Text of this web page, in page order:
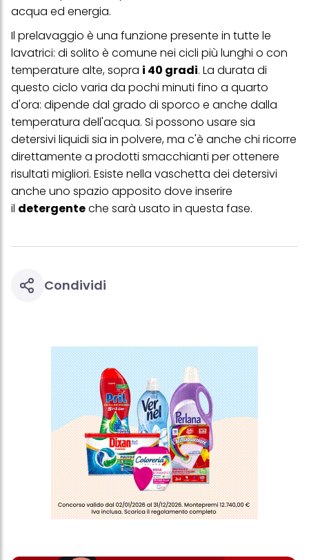
acqua ed energia.
Il prelavaggio è una funzione presente in tutte le
lavatrici: di solito è comune nei cicli più lunghi o con
temperature alte, sopra i 40 gradi. La durata di
questo ciclo varia da pochi minuti fino a quarto
d'ora: dipende dal grado di sporco e anche dalla
temperatura dell'acqua. Si possono usare sia
detersivi liquidi sia in polvere, ma c'è anche chi ricorre
direttamente a prodotti smacchianti per ottenere
risultati migliori. Esiste nella vaschetta dei detersivi
anche uno spazio apposito dove inserire
il detergenteche sarà usato in questa fase.
Condividi
Se fai clic su "Modifica" potrai trovare maggiori informazioni sul
più degli scopi sopra menzionati. Cliccando su "Accetta tutto",
acconsenti all'uso dei cookie e al trattamento dei tuoi dati
personali per tutte le finalità sopra indicate. Se fai clic su "Rifiuta",
verranno utilizzati solo i cookie tecnicamente necessari per fornirti
questo sito web.